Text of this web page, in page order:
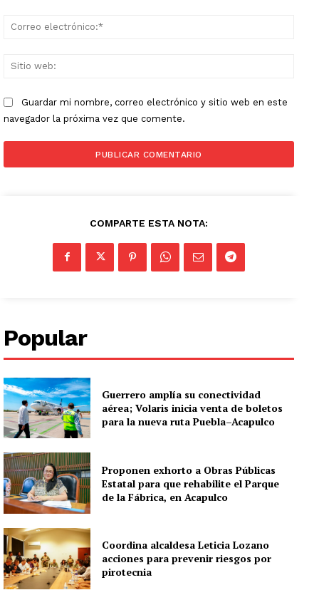
Guardar mi nombre, correo electrónico y sitio web en este
navegador la próxima vez que comente.
COMPARTE ESTA NOTA:
Popular
Guerrero amplía su conectividad
aérea; Volaris inicia venta de boletos
para la nueva ruta Puebla–Acapulco
Proponen exhorto a Obras Públicas
Estatal para que rehabilite el Parque
de la Fábrica, en Acapulco
Coordina alcaldesa Leticia Lozano
acciones para prevenir riesgos por
pirotecnia